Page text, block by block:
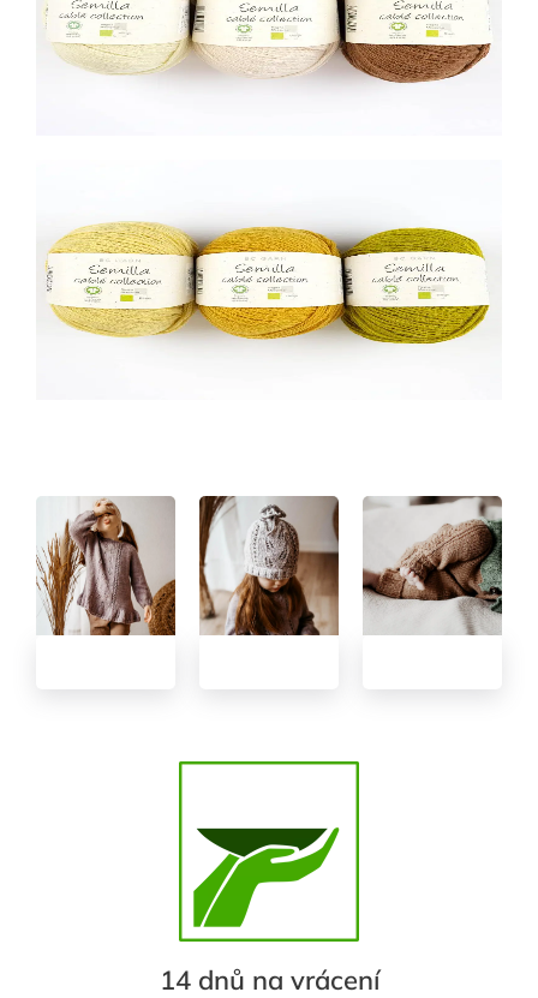
14 dnů na vrácení